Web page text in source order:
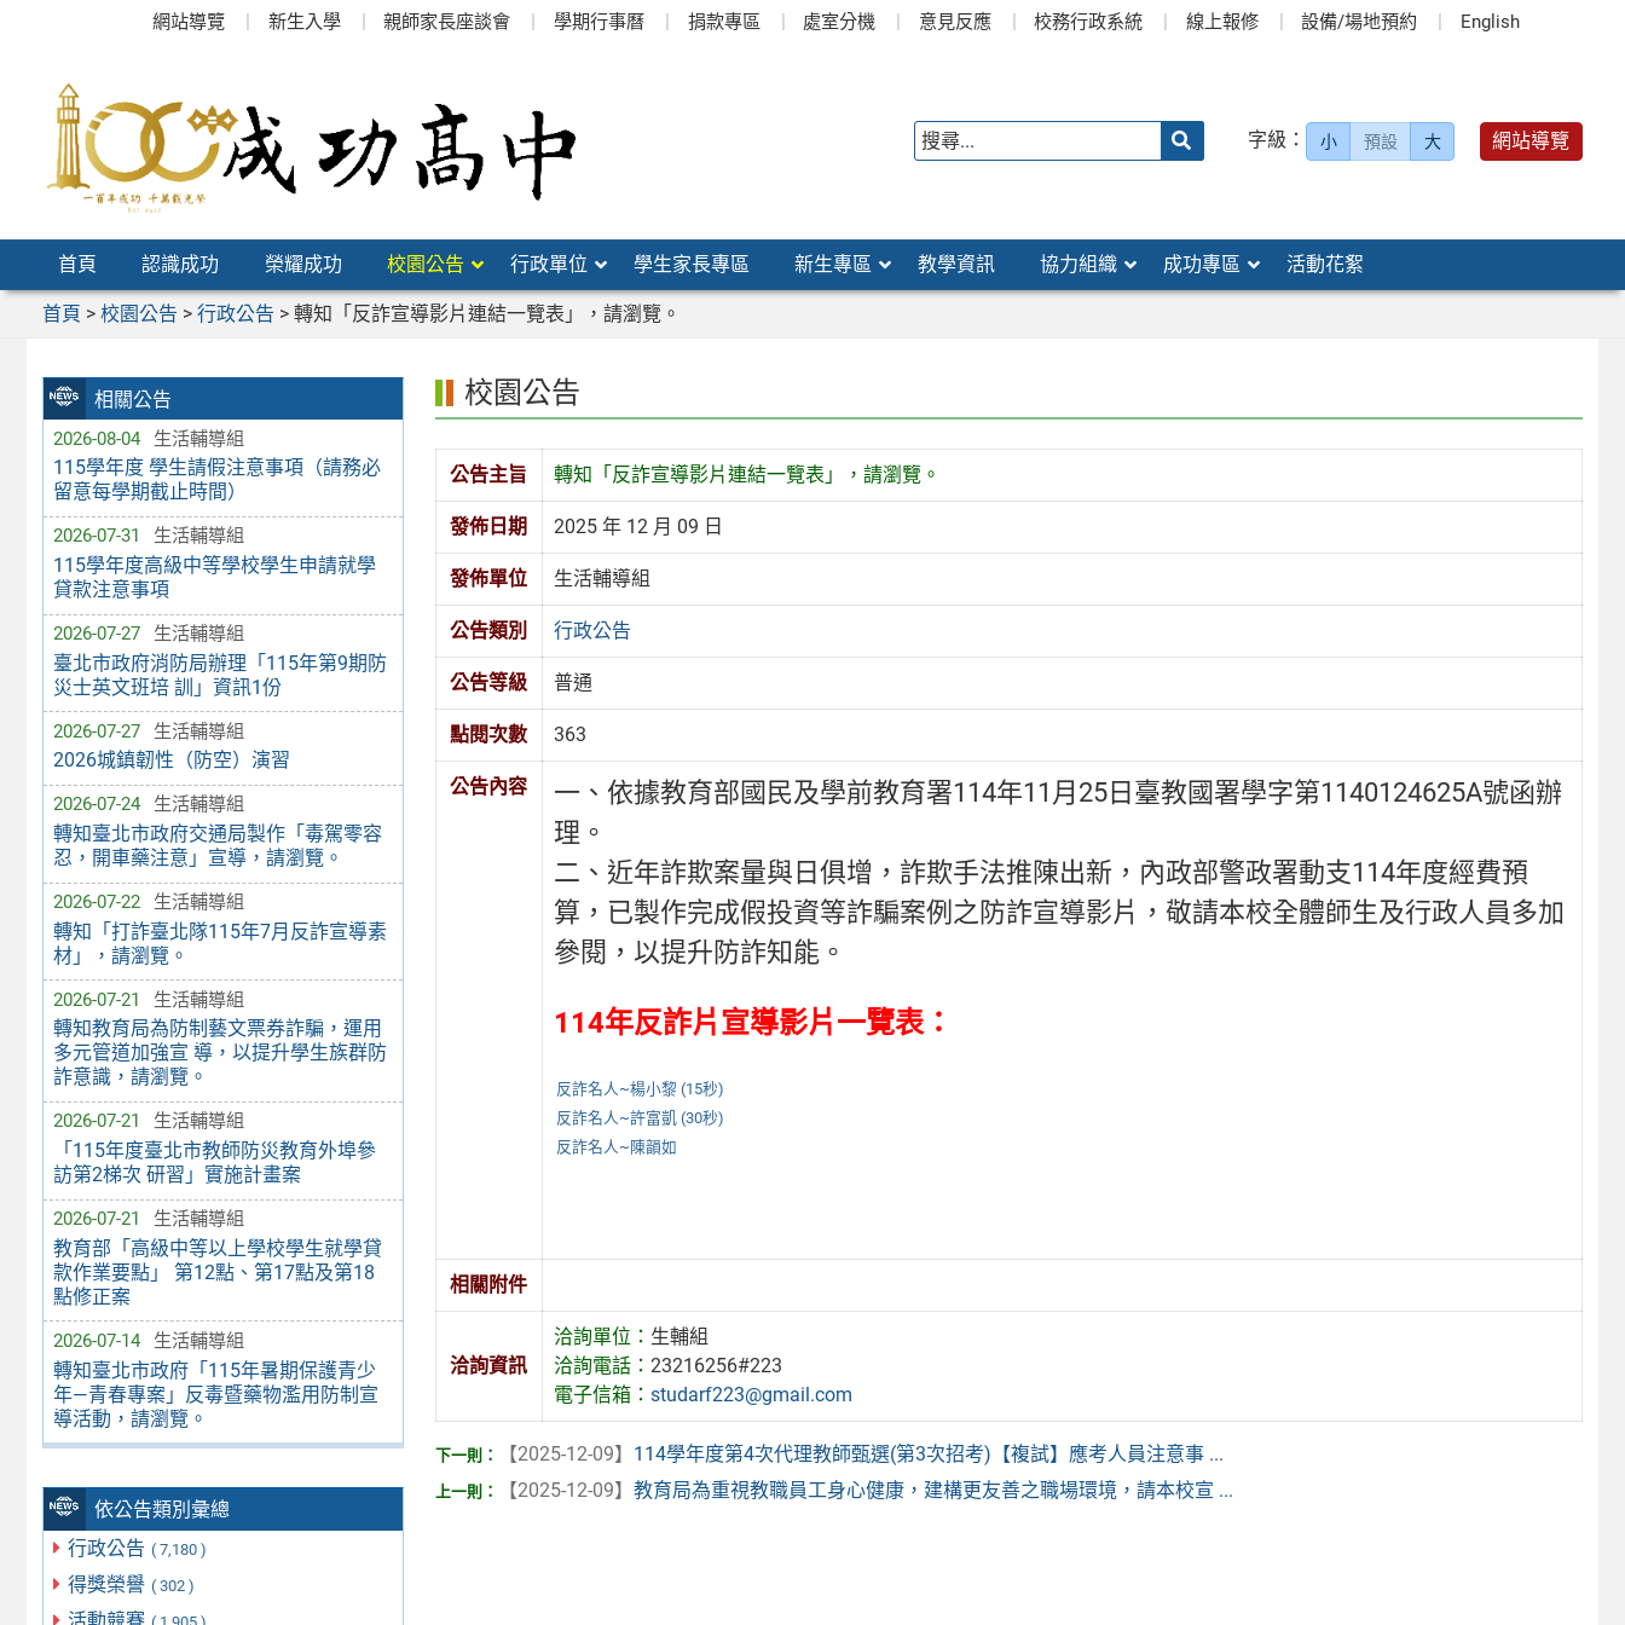
網站導覽 新生入學 親師家長座談會 學期行事曆 捐款專區 處室分機 意見反應 校務行政系統 線上報修 設備/場地預約 English
字級： 小 預設 大 網站導覽
首頁 認識成功 榮耀成功 校園公告 行政單位 學生家長專區 新生專區 教學資訊 協力組織 成功專區 活動花絮
首頁 > 校園公告 > 行政公告 > 轉知「反詐宣導影片連結一覽表」，請瀏覽。
相關公告
2026-08-04 生活輔導組
115學年度 學生請假注意事項（請務必
留意每學期截止時間）
2026-07-31 生活輔導組
115學年度高級中等學校學生申請就學
貸款注意事項
2026-07-27 生活輔導組
臺北市政府消防局辦理「115年第9期防
災士英文班培 訓」資訊1份
2026-07-27 生活輔導組
2026城鎮韌性（防空）演習
2026-07-24 生活輔導組
轉知臺北市政府交通局製作「毒駕零容
忍，開車藥注意」宣導，請瀏覽。
2026-07-22 生活輔導組
轉知「打詐臺北隊115年7月反詐宣導素
材」，請瀏覽。
2026-07-21 生活輔導組
轉知教育局為防制藝文票券詐騙，運用
多元管道加強宣 導，以提升學生族群防
詐意識，請瀏覽。
2026-07-21 生活輔導組
「115年度臺北市教師防災教育外埠參
訪第2梯次 研習」實施計畫案
2026-07-21 生活輔導組
教育部「高級中等以上學校學生就學貸
款作業要點」 第12點、第17點及第18
點修正案
2026-07-14 生活輔導組
轉知臺北市政府「115年暑期保護青少
年—青春專案」反毒暨藥物濫用防制宣
導活動，請瀏覽。
依公告類別彙總
行政公告 ( 7,180 )
得獎榮譽 ( 302 )
活動競賽
校園公告
公告主旨 轉知「反詐宣導影片連結一覽表」，請瀏覽。
發佈日期 2025 年 12 月 09 日
發佈單位 生活輔導組
公告類別 行政公告
公告等級 普通
點閱次數 363
公告內容
一、依據教育部國民及學前教育署114年11月25日臺教國署學字第1140124625A號函辦
理。
二、近年詐欺案量與日俱增，詐欺手法推陳出新，內政部警政署動支114年度經費預
算，已製作完成假投資等詐騙案例之防詐宣導影片，敬請本校全體師生及行政人員多加
參閱，以提升防詐知能。
114年反詐片宣導影片一覽表：
反詐名人~楊小黎 (15秒)
反詐名人~許富凱 (30秒)
反詐名人~陳韻如
相關附件
洽詢資訊
洽詢單位： 生輔組
洽詢電話：23216256#223
電子信箱：studarf223@gmail.com
【2025-12-09】 114學年度第4次代理教師甄選(第3次招考)【複試】應考人員注意事 ...
【2025-12-09】 教育局為重視教職員工身心健康，建構更友善之職場環境，請本校宣 ...